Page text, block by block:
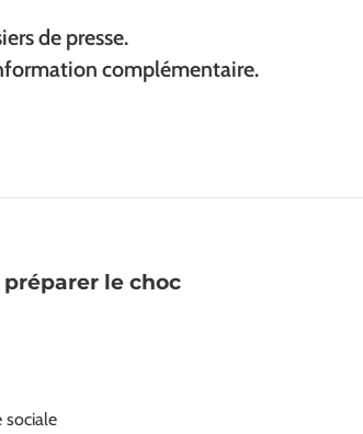
de presse.
complémentaire.
préparer le choc
sociale